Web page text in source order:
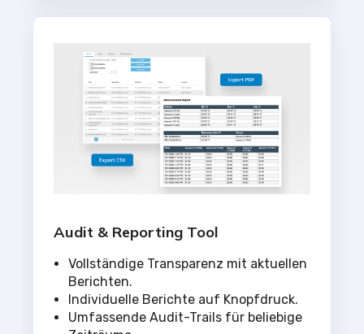
Audit & Reporting Tool
Vollständige Transparenz mit aktuellen
Berichten.
Individuelle Berichte auf Knopfdruck.
Umfassende Audit-Trails für beliebige